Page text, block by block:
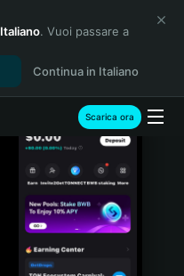
Italiano. Vuoi passare a
Continua in Italiano
Scarica ora